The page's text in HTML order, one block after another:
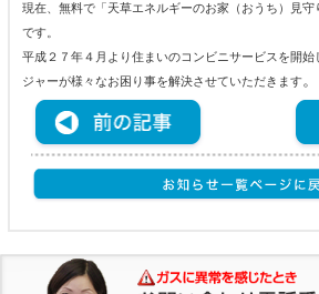
現在、無料で「天草エネルギーのお家（おうち）見
です。
平成２７年４月より住まいのコンビニサービスを開
ジャーが様々なお困り事を解決させていただきます。